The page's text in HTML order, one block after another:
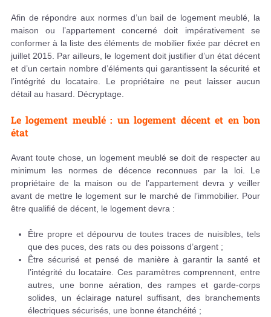
Afin de répondre aux normes d’un bail de logement meublé, la
maison ou l’appartement concerné doit impérativement se
conformer à la liste des éléments de mobilier fixée par décret en
juillet 2015. Par ailleurs, le logement doit justifier d’un état décent
et d’un certain nombre d’éléments qui garantissent la sécurité et
l’intégrité du locataire. Le propriétaire ne peut laisser aucun
détail au hasard. Décryptage.
Le logement meublé : un logement décent et en bon
état
Avant toute chose, un logement meublé se doit de respecter au
minimum les normes de décence reconnues par la loi. Le
propriétaire de la maison ou de l’appartement devra y veiller
avant de mettre le logement sur le marché de l’immobilier. Pour
être qualifié de décent, le logement devra :
Être propre et dépourvu de toutes traces de nuisibles, tels
que des puces, des rats ou des poissons d’argent ;
Être sécurisé et pensé de manière à garantir la santé et
l’intégrité du locataire. Ces paramètres comprennent, entre
autres, une bonne aération, des rampes et garde-corps
solides, un éclairage naturel suffisant, des branchements
électriques sécurisés, une bonne étanchéité ;